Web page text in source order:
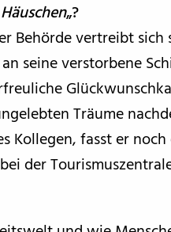
„?
Behörde vertreibt sich
seine verstorbene
Träume
Kollegen, fasst er
der